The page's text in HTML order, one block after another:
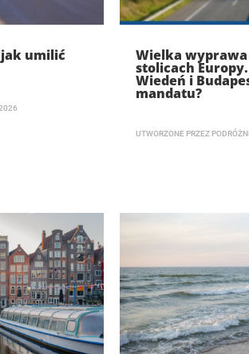
umilić Wielka wyprawa
stolicach
Wiedeń i
mandatu?
UTWORZONE PRZEZ